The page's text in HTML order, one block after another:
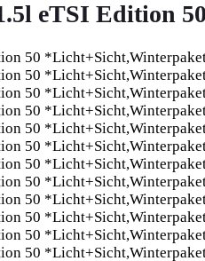
eTSI Edition